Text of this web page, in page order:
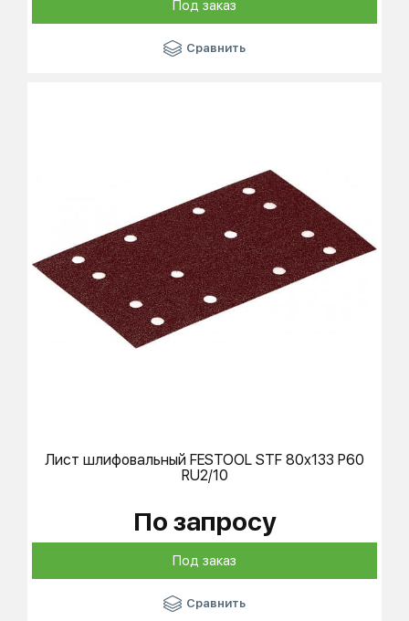
Под заказ
Сравнить
Лист шлифовальный FESTOOL STF 80x133 P60
RU2/10
По запросу
Под заказ
Сравнить